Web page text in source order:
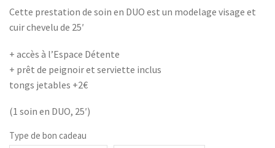
Cette prestation de soin en DUO est un modelage visage et
cuir chevelu de 25′
+ accès à l’Espace Détente
+ prêt de peignoir et serviette inclus
tongs jetables +2€
(1 soin en DUO, 25′)
Type de bon cadeau